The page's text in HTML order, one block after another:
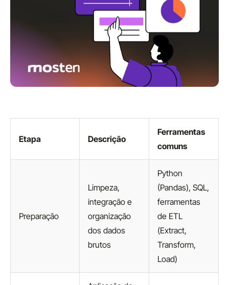
Etapa Descrição
Ferramentas
comuns
Preparação
Limpeza,
integração e
organização
dos dados
brutos
Python
(Pandas), SQL,
ferramentas
de ETL
(Extract,
Transform,
Load)